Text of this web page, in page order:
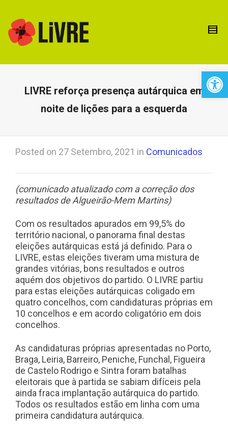
LIVRE reforça presença autárquica em
noite de lições para a esquerda
Posted on 27 Setembro, 2021 in Comunicados
(comunicado atualizado com a correção dos
resultados de Algueirão-Mem Martins)
Com os resultados apurados em 99,5% do
território nacional, o panorama final destas
eleições autárquicas está já definido. Para o
LIVRE, estas eleições tiveram uma mistura de
grandes vitórias, bons resultados e outros
aquém dos objetivos do partido. O LIVRE partiu
para estas eleições autárquicas coligado em
quatro concelhos, com candidaturas próprias em
10 concelhos e em acordo coligatório em dois
concelhos.
As candidaturas próprias apresentadas no Porto,
Braga, Leiria, Barreiro, Peniche, Funchal, Figueira
de Castelo Rodrigo e Sintra foram batalhas
eleitorais que à partida se sabiam difíceis pela
ainda fraca implantação autárquica do partido.
Todos os resultados estão em linha com uma
primeira candidatura autárquica.